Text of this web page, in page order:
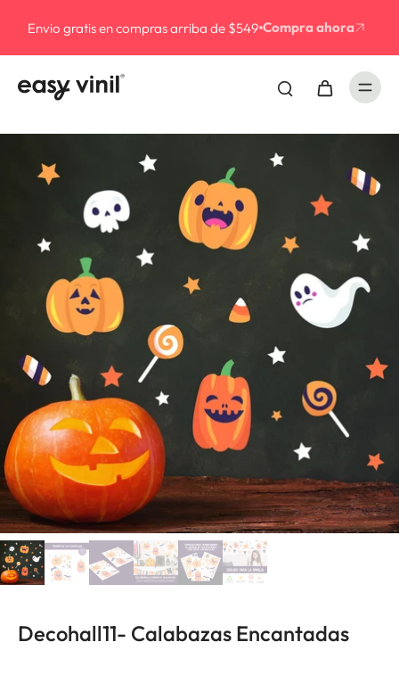
3 MESES SIN INTERESES al pagar con paypal en
mayores de $1200
Decohall11- Calabazas Encantadas